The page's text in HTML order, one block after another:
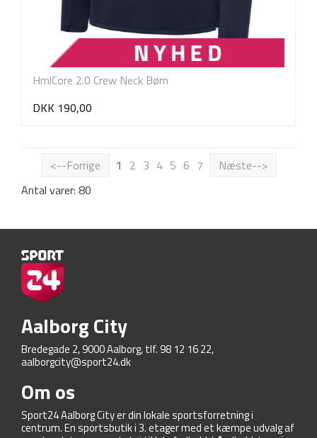
HmlCore 2.0 Crew Neck Børn
DKK 190,00
<--Forrige 1 2 3 4 5 6 7
Næste-->
Antal varer: 80
Aalborg City
Bredegade 2, 9000 Aalborg, tlf. 98 12 16 22,
aalborgcity@sport24.dk
Om os
Sport24 Aalborg City er din lokale sportsforretning i
centrum. En sportsbutik i 3. etager med et kæmpe udvalg af